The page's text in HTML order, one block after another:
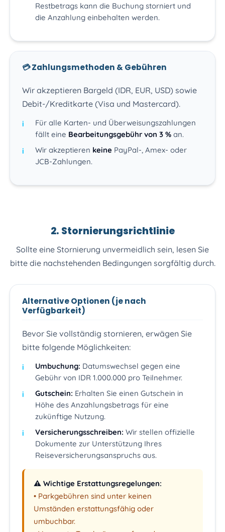
Restbetrags kann die Buchung storniert und
die Anzahlung einbehalten werden.
💳 Zahlungsmethoden & Gebühren
Wir akzeptieren Bargeld (IDR, EUR, USD) sowie
Debit-/Kreditkarte (Visa und Mastercard).
Für alle Karten- und Überweisungszahlungen
fällt eine Bearbeitungsgebühr von 3 %an.
Wir akzeptieren keinePayPal-, Amex- oder
JCB-Zahlungen.
2. Stornierungsrichtlinie
Sollte eine Stornierung unvermeidlich sein, lesen Sie
bitte die nachstehenden Bedingungen sorgfältig durch.
Alternative Optionen (je nach
Verfügbarkeit)
Bevor Sie vollständig stornieren, erwägen Sie
bitte folgende Möglichkeiten:
Umbuchung: Datumswechsel gegen eine
Gebühr von IDR 1.000.000 pro Teilnehmer.
Gutschein: Erhalten Sie einen Gutschein in
Höhe des Anzahlungsbetrags für eine
zukünftige Nutzung.
Versicherungsschreiben: Wir stellen offizielle
Dokumente zur Unterstützung Ihres
Reiseversicherungsanspruchs aus.
⚠️ Wichtige Erstattungsregelungen:
• Parkgebühren sind unter keinen
Umständen erstattungsfähig oder
umbuchbar.